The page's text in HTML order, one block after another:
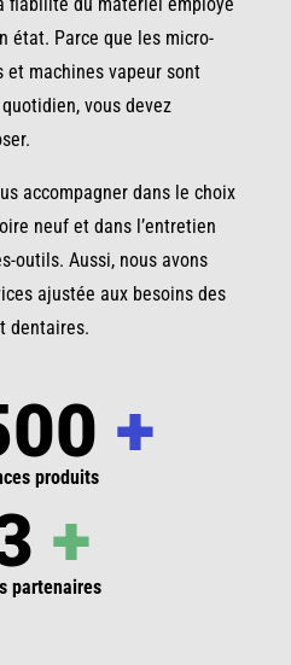
état. Parce que les micro-
et machines vapeur sont
vous devez
accompagner dans le choix
neuf et dans l’entretien
outils. Aussi, nous avons
ajustée aux besoins des
dentaires.
+
produits
+
partenaires